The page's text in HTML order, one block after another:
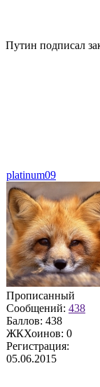
Путин подписал
platinum09
Прописанный
Сообщений: 438
Баллов: 438
ЖКХоинов: 0
Регистрация:
05.06.2015